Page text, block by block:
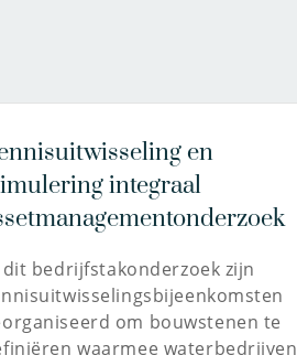
en
integraal
dit bedrijfstakonderzoek zijn
om bouwstenen te
waarmee waterbedrijven